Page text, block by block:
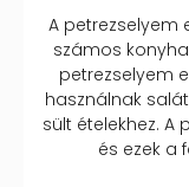
A petrezselyem
számos
petrezselyem
használnak
sült ételekhez. A
és ezek a